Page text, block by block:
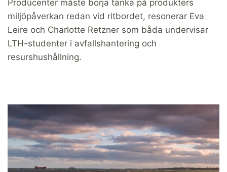
Producenter måste börja tänka på produkters
miljöpåverkan redan vid ritbordet, resonerar Eva
Leire och Charlotte Retzner som båda undervisar
LTH-studenter i avfallshantering och
resurshushållning.